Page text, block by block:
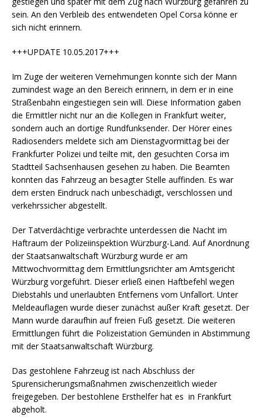
sein. An den Verbleib des entwendeten Opel Corsa könne er
sich nicht erinnern.
+++UPDATE 10.05.2017+++
Im Zuge der weiteren Vernehmungen konnte sich der Mann
zumindest wage an den Bereich erinnern, in dem er in eine
Straßenbahn eingestiegen sein will. Diese Information gaben
die Ermittler nicht nur an die Kollegen in Frankfurt weiter,
sondern auch an dortige Rundfunksender. Der Hörer eines
Radiosenders meldete sich am Dienstagvormittag bei der
Frankfurter Polizei und teilte mit, den gesuchten Corsa im
Stadtteil Sachsenhausen gesehen zu haben. Die Beamten
konnten das Fahrzeug an besagter Stelle auffinden. Es war
dem ersten Eindruck nach unbeschädigt, verschlossen und
verkehrssicher abgestellt.
Der Tatverdächtige verbrachte unterdessen die Nacht im
Haftraum der Polizeiinspektion Würzburg-Land. Auf Anordnung
der Staatsanwaltschaft Würzburg wurde er am
Mittwochvormittag dem Ermittlungsrichter am Amtsgericht
Würzburg vorgeführt. Dieser erließ einen Haftbefehl wegen
Diebstahls und unerlaubten Entfernens vom Unfallort. Unter
Meldeauflagen wurde dieser zunächst außer Kraft gesetzt. Der
Mann wurde daraufhin auf freien Fuß gesetzt. Die weiteren
Ermittlungen führt die Polizeistation Gemünden in Abstimmung
mit der Staatsanwaltschaft Würzburg.
Das gestohlene Fahrzeug ist nach Abschluss der
Spurensicherungsmaßnahmen zwischenzeitlich wieder
freigegeben. Der bestohlene Ersthelfer hat es in Frankfurt
abgeholt.